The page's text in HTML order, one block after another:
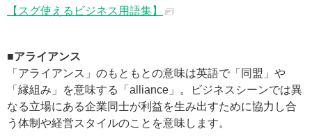
【スグ使えるビジネス用語集】
■アライアンス
「アライアンス」のもともとの意味は英語で「同盟」や
「縁組み」を意味する「alliance」。ビジネスシーンでは異
なる立場にある企業同士が利益を生み出すために協力し合
う体制や経営スタイルのことを意味します。